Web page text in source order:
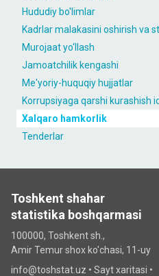
Hududiy bo'limlar
Kаdrlаr malakasini oshirish vа
Murojaat yo‘llash
Jamoatchilik kengashi
Me'yoriy-huquqiy hujjatlar
Korrupsiyaga qarshi kurashish
Xalqaro hamkorlik
Tenderlar
Toshkent shahar
statistika boshqarmasi
100000, Toshkent sh.,
Amir Temur shox ko'chasi, 11-uy
info@toshstat.uz • Sayt xaritasi •